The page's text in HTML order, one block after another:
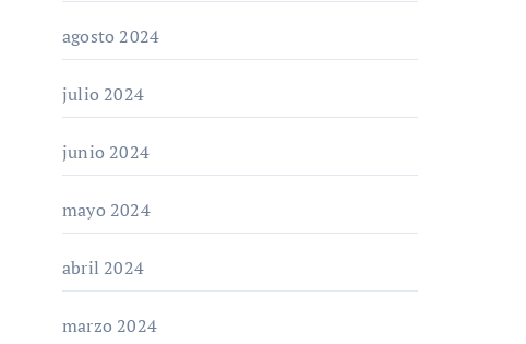
agosto 2024
julio 2024
junio 2024
mayo 2024
abril 2024
marzo 2024